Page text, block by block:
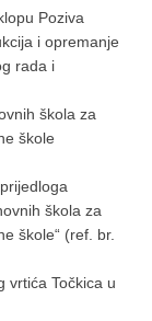
Poziva
i opremanje
rada i
škola za
škole
škola za
škole“ (ref. br.
vrtića Točkica u